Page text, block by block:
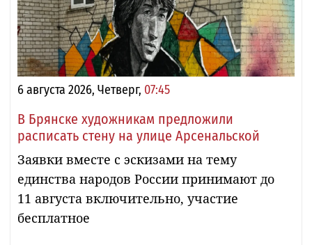
6 августа 2026, Четверг, 07:45
В Брянске художникам предложили
расписать стену на улице Арсенальской
Заявки вместе с эскизами на тему
единства народов России принимают до
11 августа включительно, участие
бесплатное